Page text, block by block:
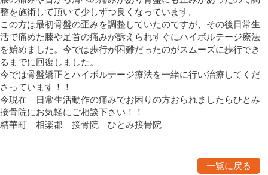
整を施術して頂いて少しずつ良くなっています。
この方は最初骨盤の歪みを調整していたのですが、その後日常生
活で痛めた膝や足首の痛みが訴えられすぐにハイボルテージ療法
を始めました。今では歩行が困難だったのがスムーズに歩行でき
るまでに回復しました。
今では骨盤矯正とハイボルテージ療法を一緒に行い治療してくだ
さっています！！
今現在 日常生活動作の痛みでお困りの方おられましたらひとみ
接骨院にお気軽にご相談下さい！！
精華町 相楽郡 接骨院 ひとみ接骨院
一覧に戻る